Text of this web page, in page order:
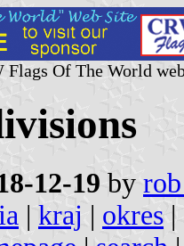
Of The World
12-19 by
| kraj | okres |